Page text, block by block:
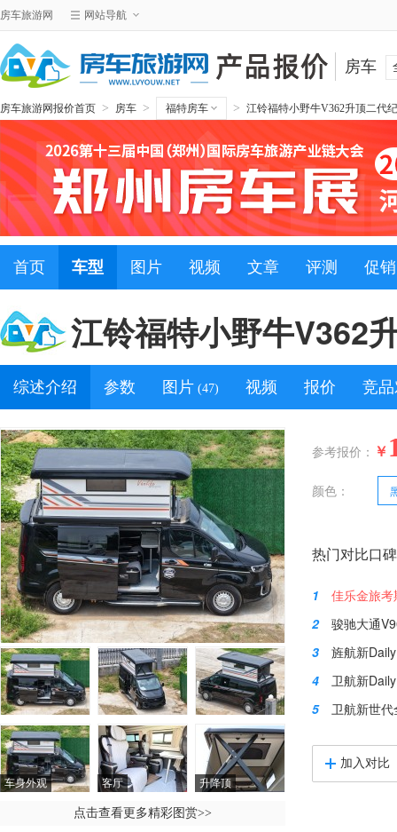
房车旅游网 网站导航
房车
房车旅游网报价首页 > 房车 > 福特房车 > 江铃福特小野牛V362升顶二代
首页 车型 图片 视频 文章 评测 促销
江铃福特小野牛V362
综述介绍 参数 图片 (47) 视频 报价 竞
车身外观 客厅 升降顶
点击查看更多精彩图赏>>
参考报价： ￥
颜色：
热门对比口
1
佳乐金旅
2
骏驰大通
3
旌航新
4
卫航新Daily（
5
卫航新世
加入对比